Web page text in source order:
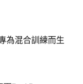
為混合訓練而生